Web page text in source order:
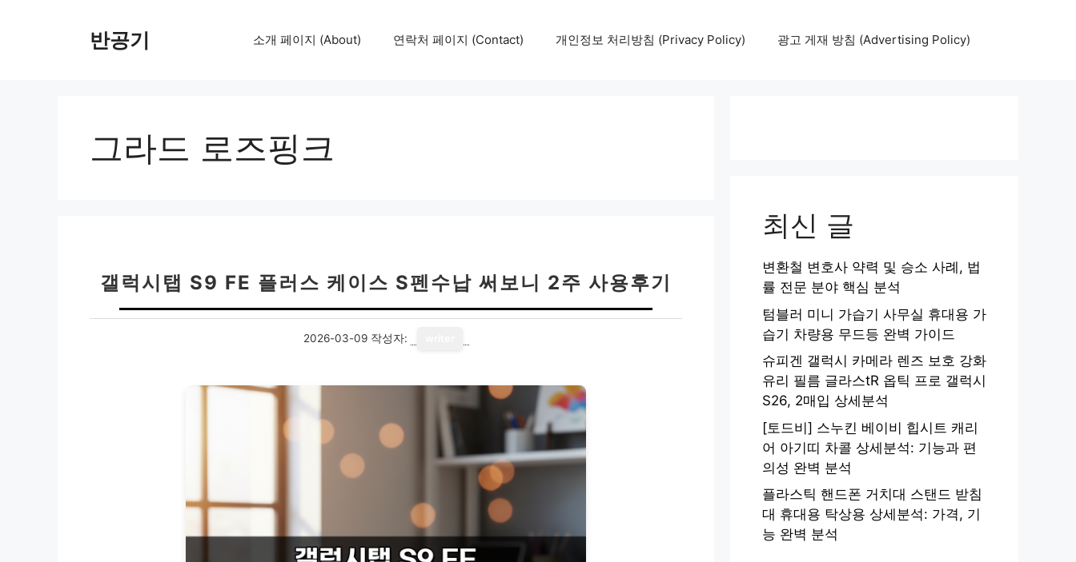
반공기 소개 페이지 (About) 연락처 페이지 (Contact) 개인정보 처리방침 (Privacy Policy) 광고 게재 방침 (Advertising Policy)
그라드 로즈핑크
갤럭시탭 S9 FE 플러스 케이스 S펜수납 써보니 2주 사용후기
2026-03-09 작성자:
최신 글
변환철 변호사 약력 및 승소 사례, 법
률 전문 분야 핵심 분석
텀블러 미니 가습기 사무실 휴대용 가
습기 차량용 무드등 완벽 가이드
슈피겐 갤럭시 카메라 렌즈 보호 강화
유리 필름 글라스tR 옵틱 프로 갤럭시
S26, 2매입 상세분석
[토드비] 스누킨 베이비 힙시트 캐리
어 아기띠 차콜 상세분석: 기능과 편
의성 완벽 분석
플라스틱 핸드폰 거치대 스탠드 받침
대 휴대용 탁상용 상세분석: 가격, 기
능 완벽 분석